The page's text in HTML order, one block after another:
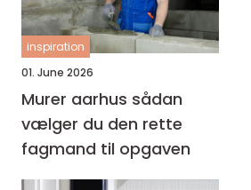
inspiration
01. June 2026
Murer aarhus sådan
vælger du den rette
fagmand til opgaven